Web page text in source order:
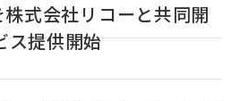
り
式会社リコーと共同開
ス提供開始